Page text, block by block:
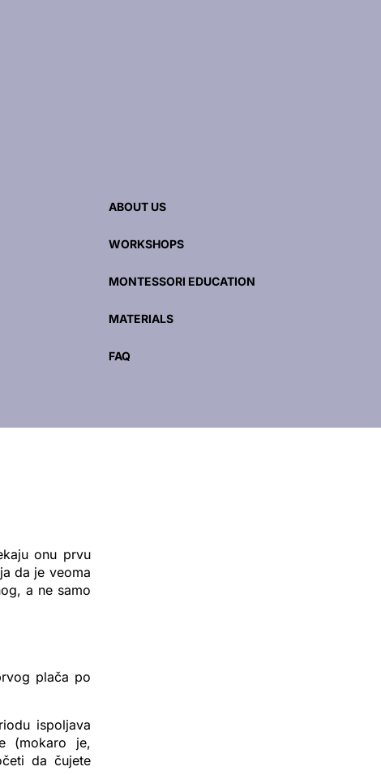
ABOUT US
WORKSHOPS
MONTESSORI EDUCATION
MATERIALS
FAQ
onu prvu
da je veoma
a ne samo
plača po
ispoljava
(mokaro je,
da čujete